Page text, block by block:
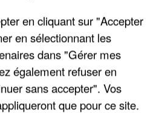
EMPORTÉE PAR UNE
HAUTE-SAVOIE
en cliquant sur "Accepter
en sélectionnant les
dans "Gérer mes
également refuser en
sans accepter". Vos
que pour ce site.